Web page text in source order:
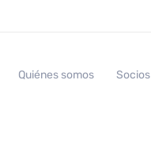
Quiénes somos Socios